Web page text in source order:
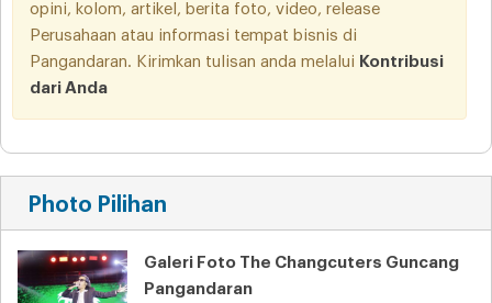
opini, kolom, artikel, berita foto, video, release
Perusahaan atau informasi tempat bisnis di
Pangandaran. Kirimkan tulisan anda melalui Kontribusi
dari Anda
Photo Pilihan
Galeri Foto The Changcuters Guncang
Pangandaran